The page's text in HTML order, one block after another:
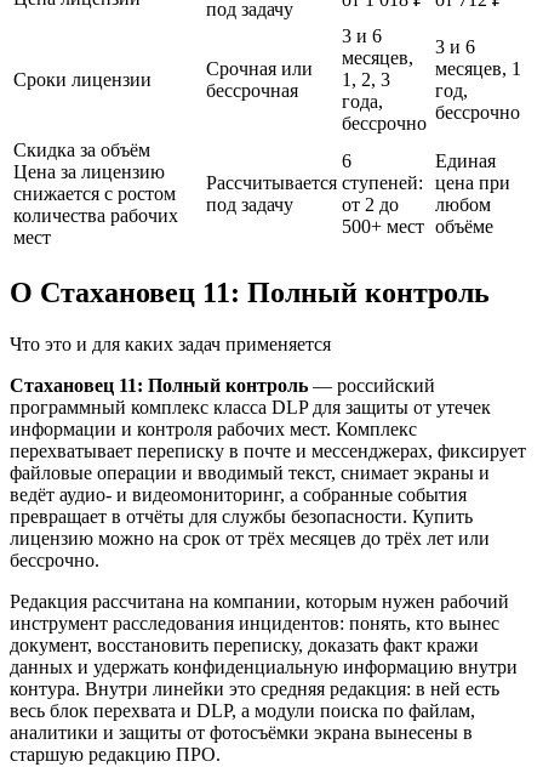
под задачу
Сроки лицензии
Срочная или
бессрочная
3 и 6
месяцев,
1, 2, 3
года,
бессрочно
3 и 6
месяцев, 1
год,
бессрочно
Скидка за объём
Цена за лицензию
снижается с ростом
количества рабочих
мест
Рассчитывается
под задачу
6
ступеней:
от 2 до
500+ мест
Единая
цена при
любом
объёме
О Стахановец 11: Полный контроль
Что это и для каких задач применяется
Стахановец 11: Полный контроль — российский
программный комплекс класса DLP для защиты от утечек
информации и контроля рабочих мест. Комплекс
перехватывает переписку в почте и мессенджерах, фиксирует
файловые операции и вводимый текст, снимает экраны и
ведёт аудио- и видеомониторинг, а собранные события
превращает в отчёты для службы безопасности. Купить
лицензию можно на срок от трёх месяцев до трёх лет или
бессрочно.
Редакция рассчитана на компании, которым нужен рабочий
инструмент расследования инцидентов: понять, кто вынес
документ, восстановить переписку, доказать факт кражи
данных и удержать конфиденциальную информацию внутри
контура. Внутри линейки это средняя редакция: в ней есть
весь блок перехвата и DLP, а модули поиска по файлам,
аналитики и защиты от фотосъёмки экрана вынесены в
старшую редакцию ПРО.